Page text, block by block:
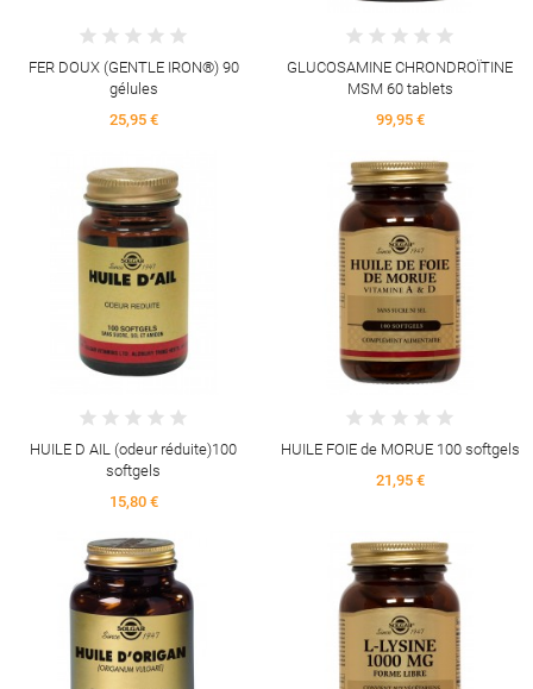
FER DOUX (GENTLE IRON®) 90
gélules
25,95 €
GLUCOSAMINE CHRONDROÏTINE
MSM 60 tablets
99,95 €
HUILE D AIL (odeur réduite)100
softgels
15,80 €
HUILE FOIE de MORUE 100 softgels
21,95 €